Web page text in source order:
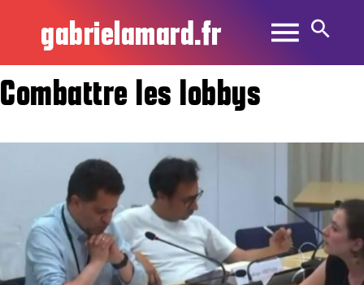
gabrielamard.fr
Combattre les lobbys